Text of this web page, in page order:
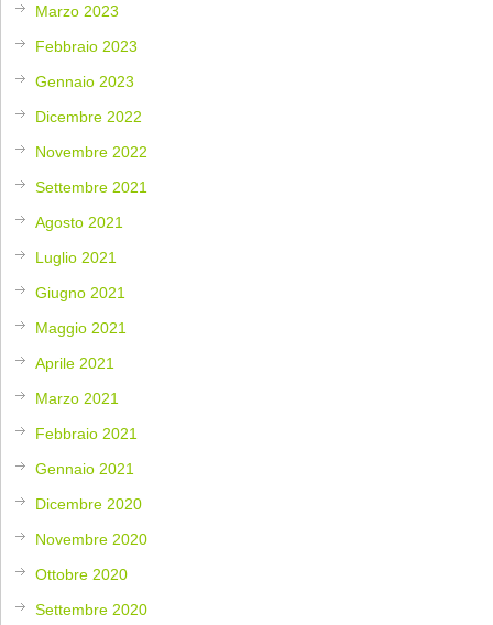
Marzo 2023
Febbraio 2023
Gennaio 2023
Dicembre 2022
Novembre 2022
Settembre 2021
Agosto 2021
Luglio 2021
Giugno 2021
Maggio 2021
Aprile 2021
Marzo 2021
Febbraio 2021
Gennaio 2021
Dicembre 2020
Novembre 2020
Ottobre 2020
Settembre 2020